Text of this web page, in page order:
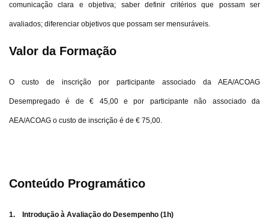
comunicação clara e objetiva; saber definir critérios que possam ser
avaliados; diferenciar objetivos que possam ser mensuráveis.
Valor da Formação
O custo de inscrição por participante associado da AEA/ACOAG
Desempregado é de € 45,00 e por participante não associado da
AEA/ACOAG o custo de inscrição é de € 75,00.
Conteúdo Programático
1. Introdução à Avaliação do Desempenho (1h)